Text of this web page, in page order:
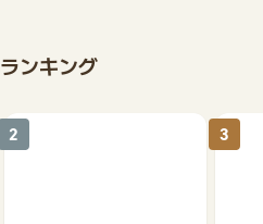
ンキング
2 3